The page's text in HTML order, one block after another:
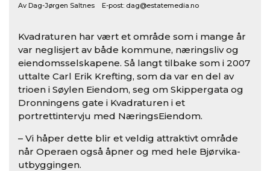
Av Dag-Jørgen Saltnes E-post: dag@estatemedia.no
Kvadraturen har vært et område som i mange år
var neglisjert av både kommune, næringsliv og
eiendomsselskapene. Så langt tilbake som i 2007
uttalte Carl Erik Krefting, som da var en del av
trioen i Søylen Eiendom, seg om Skippergata og
Dronningens gate i Kvadraturen i et
portrettintervju med NæringsEiendom.
– Vi håper dette blir et veldig attraktivt område
når Operaen også åpner og med hele Bjørvika-
utbyggingen.